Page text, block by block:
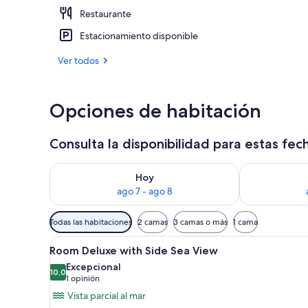
Restaurante
Estacionamiento disponible
Ver todos
Opciones de habitación
Consulta la disponibilidad para estas
Hoy
ago 7 - ago 8
Consulta la disponibilidad para hoy ago 7 - ago 8
Consulta la
Filtros
disponibles
para
las
habitaciones
Todas las habitaciones 2 camas 3 camas o más 1 cama
Ver
todas
las
fotos
Minibar y caja de seguridad
7
Room Deluxe with Side Sea View
10,010,0 de 10
Excepcional
1 opinión
(1
opinión)
Vista parcial al mar